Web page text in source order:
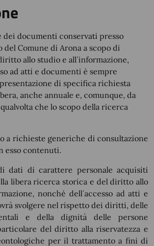
dei documenti conservati presso
del Comune di Arona a scopo di
allo studio e all´informazione,
ad atti e documenti è sempre
di specifica richiesta
anche annuale e, comunque, da
che lo scopo della ricerca
a richieste generiche di consultazione
esso contenuti.
dati di carattere personale acquisiti
libera ricerca storica e del diritto allo
nonché dell´accesso ad atti e
svolgere nel rispetto dei diritti, delle
e della dignità delle persone
del diritto alla riservatezza e
per il trattamento a fini di